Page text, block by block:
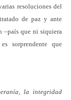
resoluciones del
de paz y ante
–país que ni siquiera
sorprendente que
la integridad